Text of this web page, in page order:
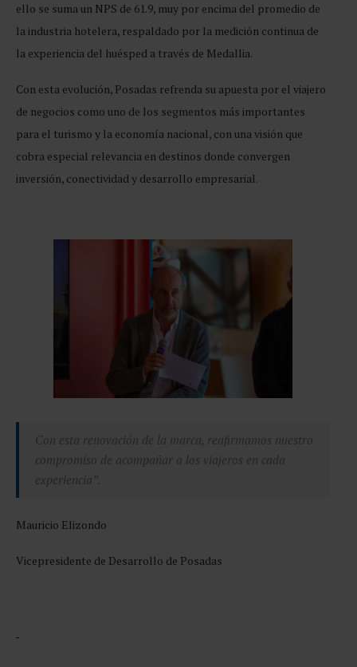
ello se suma un NPS de 61.9, muy por encima del promedio de
la industria hotelera, respaldado por la medición continua de
la experiencia del huésped a través de Medallia.
Con esta evolución, Posadas refrenda su apuesta por el viajero
de negocios como uno de los segmentos más importantes
para el turismo y la economía nacional, con una visión que
cobra especial relevancia en destinos donde convergen
inversión, conectividad y desarrollo empresarial.
Con esta renovación de la marca, reafirmamos nuestro
compromiso de acompañar a los viajeros en cada
experiencia”.
Mauricio Elizondo
Vicepresidente de Desarrollo de Posadas